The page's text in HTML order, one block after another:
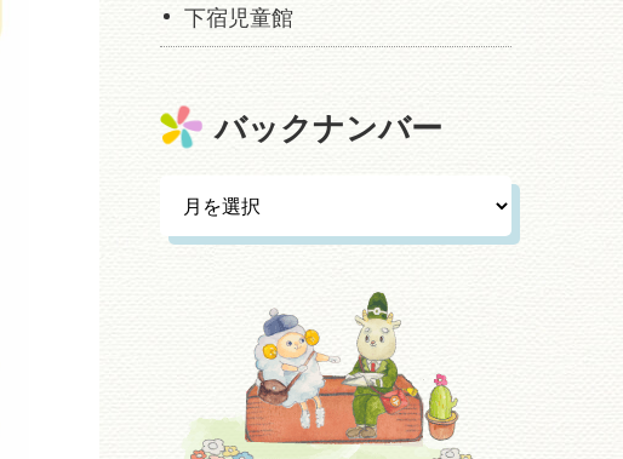
下宿児童館
バックナンバー